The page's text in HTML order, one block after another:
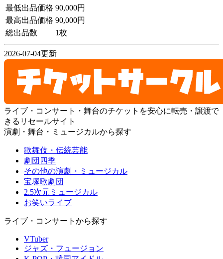
最低出品価格 90,000円
最高出品価格 90,000円
総出品数
1枚
2026-07-04更新
ライブ・コンサート・舞台のチケットを安心に転売・譲渡で
きるリセールサイト
演劇・舞台・ミュージカルから探す
歌舞伎・伝統芸能
劇団四季
その他の演劇・ミュージカル
宝塚歌劇団
2.5次元ミュージカル
お笑いライブ
ライブ・コンサートから探す
VTuber
ジャズ・フュージョン